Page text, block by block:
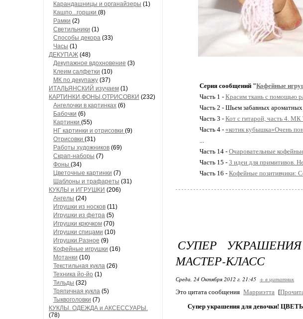
Карандашницы и органайзеры (1)
Кашпо...горшки (8)
Рамки (2)
Светильники (1)
Способы декора (33)
Часы (1)
ДЕКУПАЖ (48)
Декупажное вдохновение (3)
Клеим салфетки (10)
МК по декупажу (37)
ИТАЛЬЯНСКИЙ изучаем (1)
КАРТИНКИ,ФОНЫ,ОТРИСОВКИ (232)
Ангелочки в картинках (6)
Бабочки (6)
Картинки (55)
НГ картинки и отрисовки (9)
Отрисовки (31)
Работы художников (69)
Скрап-наборы (7)
Фоны (34)
Цветочные картинки (7)
Шаблоны и трафареты (31)
КУКЛЫ и ИГРУШКИ (206)
Ангелы (24)
Игрушки из носков (11)
Игрушки из фетра (5)
Игрушки крючком (70)
Игрушки спицами (10)
Игрушки.Разное (9)
Кофейные игрушки (16)
Мотанки (10)
Текстильная кукла (26)
Техника йо-йо (1)
Тильды (32)
Тряпичная кукла (5)
Тыквоголовки (7)
КУКЛЫ. ОДЕЖДА и АКСЕССУАРЫ.
(78)
Серия сообщений "Кофейные
Часть 1 - Красим ткань с помощью
Часть 2 - Шьем забавных
Часть 3 - Кот с гитарой, часть 4.
Часть 4 - «котик кубышка»Очень
...
Часть 14 - Очаровательные
Часть 15 - 3 идеи для примитивов.
Часть 16 - Кофейные позитивчики:
СУПЕР
МАСТЕР-КЛАСС
Среда, 24 Октября 2012 г. 21:45 + в цитатник
Это цитата сообщения Марриэтта [
Супер украшения для девочки!